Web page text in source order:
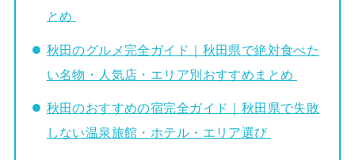
とめ
秋田のグルメ完全ガイド｜秋田県で絶対食べた
い名物・人気店・エリア別おすすめまとめ
秋田のおすすめの宿完全ガイド｜秋田県で失敗
しない温泉旅館・ホテル・エリア選び